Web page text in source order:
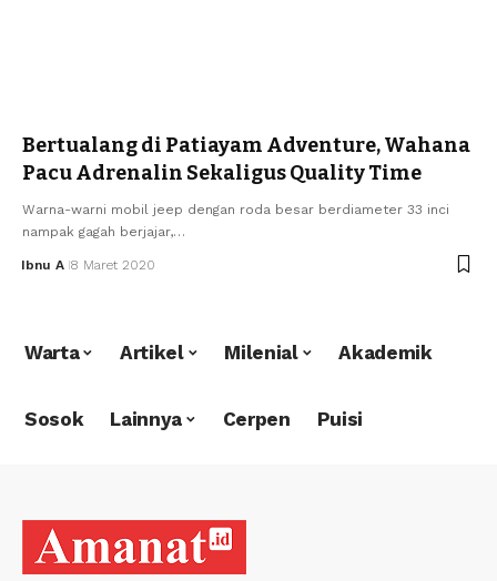
Bertualang di Patiayam Adventure, Wahana
Pacu Adrenalin Sekaligus Quality Time
Warna-warni mobil jeep dengan roda besar berdiameter 33 inci
nampak gagah berjajar,…
Ibnu A 8 Maret 2020
Warta Artikel Milenial Akademik
Sosok Lainnya Cerpen Puisi